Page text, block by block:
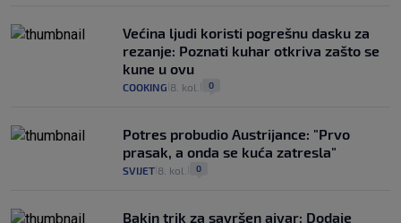
Većina ljudi koristi pogrešnu dasku za
rezanje: Poznati kuhar otkriva zašto se
kune u ovu
COOKING 8. kol. 0
Potres probudio Austrijance: "Prvo
prasak, a onda se kuća zatresla"
SVIJET 8. kol. 0
Bakin trik za savršen ajvar: Dodaje